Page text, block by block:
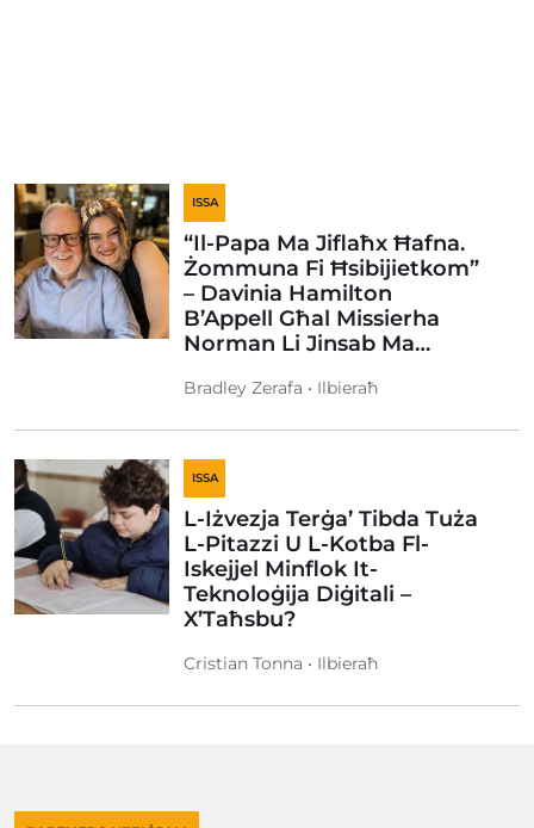
ISSA
“Il-Papa Ma Jiflaħx Ħafna.
Żommuna Fi Ħsibijietkom”
– Davinia Hamilton
B’Appell Għal Missierha
Norman Li Jinsab Ma…
Bradley Zerafa • Ilbieraħ
ISSA
L-Iżvezja Terġa’ Tibda Tuża
L-Pitazzi U L-Kotba Fl-
Iskejjel Minflok It-
Teknoloġija Diġitali –
X’Taħsbu?
Cristian Tonna • Ilbieraħ